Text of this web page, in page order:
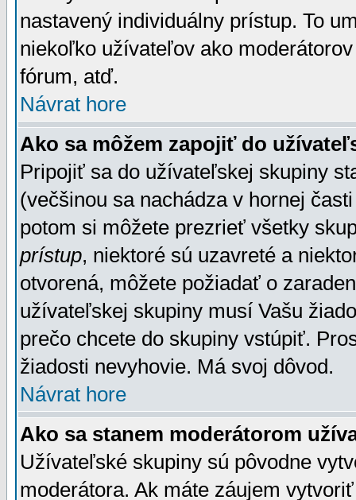
nastavený individuálny prístup. To
niekoľko užívateľov ako
fórum, atď.
Návrat hore
Ako sa môžem zapojiť do
Pripojiť sa do užívateľskej skupiny
(večšinou sa nachádza v hornej
potom si môžete prezrieť všetky
prístup, niektoré sú uzavreté a
otvorená, môžete požiadať o
užívateľskej skupiny musí Vašu
prečo chcete do skupiny vstúpiť.
žiadosti nevyhovie. Má svoj dôvod.
Návrat hore
Ako sa stanem moderátorom
Užívateľské skupiny sú pôvodne
moderátora. Ak máte záujem